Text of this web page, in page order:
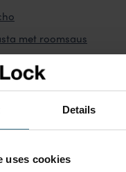
Details
uses cookies
met roomsaus
risotto
VERSHOUDBAKJES
vershoudbakjes